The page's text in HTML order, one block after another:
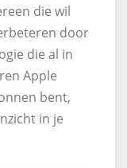
die wil
door
die al in
Apple
bent,
in je